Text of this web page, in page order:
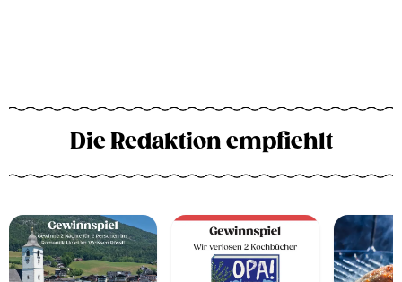
Die Redaktion empfiehlt